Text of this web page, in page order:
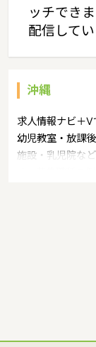
ッチでき
配信して
沖縄
求人情報ナビ＋V
幼児教室・放課
施設・乳児院な